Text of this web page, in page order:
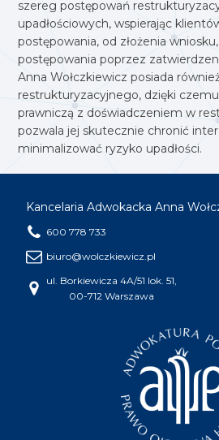
szereg postępowań
upadłościowych, wspierając
postępowania, od złożenia
postępowania poprzez
Anna Wołczkiewicz posiada
restrukturyzacyjnego, dzięki
prawniczą z doświadczeniem w
pozwala jej skutecznie chronić
minimalizować ryzyko upadłości.
Kancelaria Adwokacka Anna
600 778 733
biuro@wolczkiewicz.pl
ul. Borkiewicza 4A/51 lok. 51,
00-712 Warszawa